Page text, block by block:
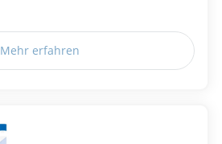
Mehr erfahren